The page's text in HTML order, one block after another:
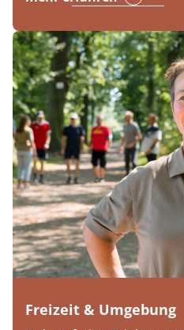
Freizeit & Umgebung